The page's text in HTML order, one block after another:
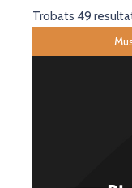
Trobats 49